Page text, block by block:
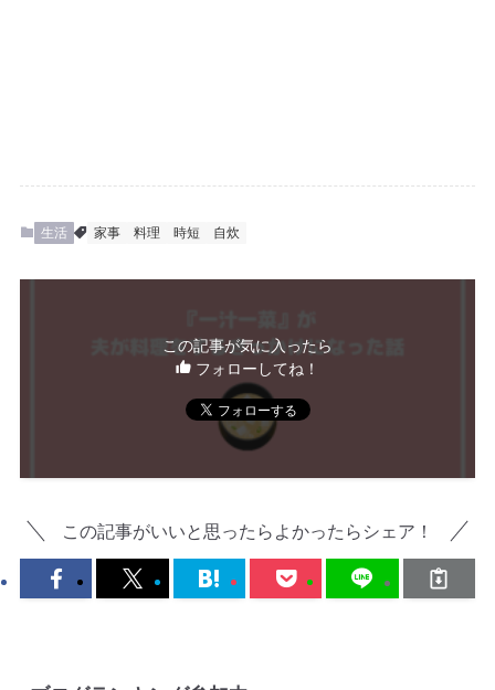
生活 家事 料理 時短 自炊
この記事が気に入ったら
フォローしてね！
この記事がいいと思ったらよかったらシェア！